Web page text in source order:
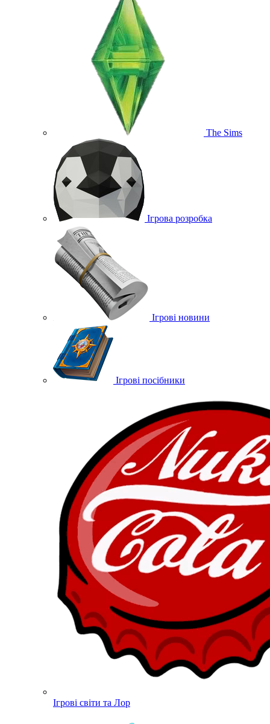
The Sims
Ігрова розробка
Ігрові новини
Ігрові посібники
Ігрові світи та Лор